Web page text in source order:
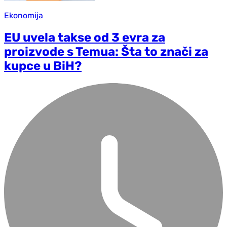
Ekonomija
EU uvela takse od 3 evra za
proizvode s Temua: Šta to znači za
kupce u BiH?